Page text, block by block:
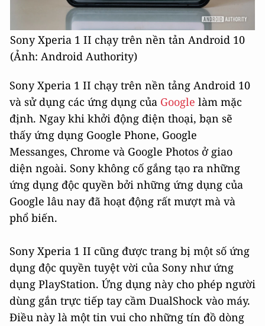
Sony Xperia 1 II chạy trên nền tản Android 10
(Ảnh: Android Authority)
Sony Xperia 1 II chạy trên nền tảng Android 10
và sử dụng các ứng dụng của Google làm mặc
định. Ngay khi khởi động điện thoại, bạn sẽ
thấy ứng dụng Google Phone, Google
Messanges, Chrome và Google Photos ở giao
diện ngoài. Sony không cố gắng tạo ra những
ứng dụng độc quyền bởi những ứng dụng của
Google lâu nay đã hoạt động rất mượt mà và
phổ biến.
Sony Xperia 1 II cũng được trang bị một số ứng
dụng độc quyền tuyệt vời của Sony như ứng
dụng PlayStation. Ứng dụng này cho phép người
dùng gắn trực tiếp tay cầm DualShock vào máy.
Điều này là một tin vui cho những tín đồ dòng